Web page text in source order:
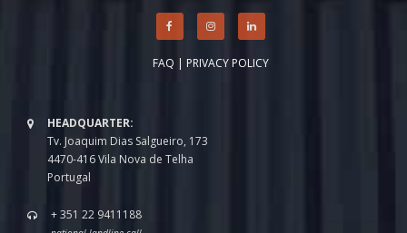
FAQ | PRIVACY POLICY
HEADQUARTER:
Tv. Joaquim Dias Salgueiro, 173
4470-416 Vila Nova de Telha
Portugal
+ 351 22 9411188